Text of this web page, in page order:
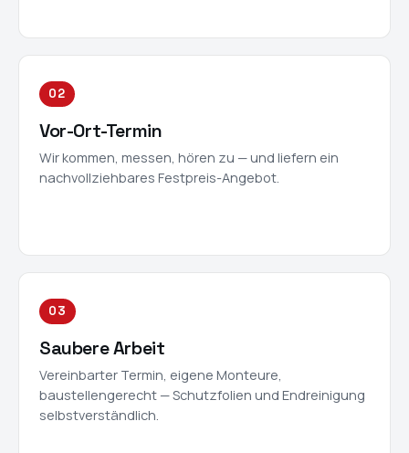
02
Vor-Ort-Termin
Wir kommen, messen, hören zu — und liefern ein
nachvollziehbares Festpreis-Angebot.
03
Saubere Arbeit
Vereinbarter Termin, eigene Monteure,
baustellengerecht — Schutzfolien und Endreinigung
selbstverständlich.